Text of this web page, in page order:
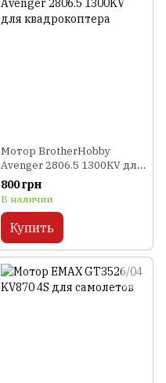
Мотор BrotherHobby
Avenger 2806.5 1300KV для
квадрокоптера
800 грн
В наличии
Купить